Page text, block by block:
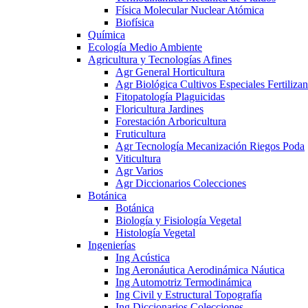
Física Molecular Nuclear Atómica
Biofísica
Química
Ecología Medio Ambiente
Agricultura y Tecnologías Afines
Agr General Horticultura
Agr Biológica Cultivos Especiales
Fitopatología Plaguicidas
Floricultura Jardines
Forestación Arboricultura
Fruticultura
Agr Tecnología Mecanización Riegos Poda
Viticultura
Agr Varios
Agr Diccionarios Colecciones
Botánica
Botánica
Biología y Fisiología Vegetal
Histología Vegetal
Ingenierías
Ing Acústica
Ing Aeronáutica Aerodinámica Náutica
Ing Automotriz Termodinámica
Ing Civil y Estructural Topografía